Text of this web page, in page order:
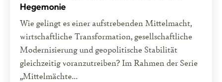
Hegemonie
Wie gelingt es einer aufstrebenden Mittelmacht,
wirtschaftliche Transformation, gesellschaftliche
Modernisierung und geopolitische Stabilität
gleichzeitig voranzutreiben? Im Rahmen der Serie
„Mittelmächte...